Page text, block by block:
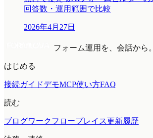
回答数・運用範囲で比較
2026年4月27日
フォーム運用を、会話から。
はじめる
接続ガイドデモMCP使い方FAQ
読む
ブログワークフロープレイス更新履歴